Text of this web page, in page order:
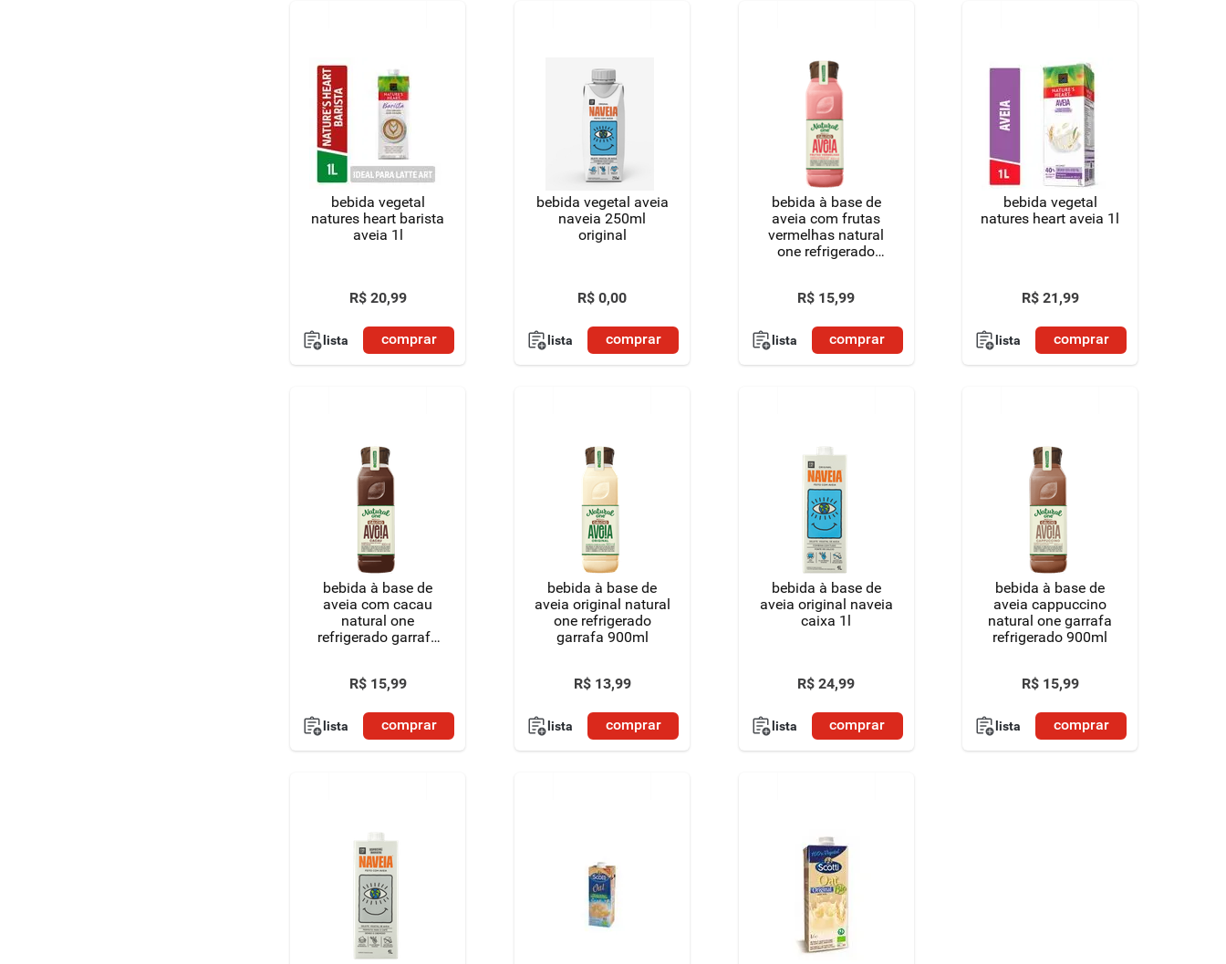
bebida vegetal
natures heart barista
aveia 1l
R$ 20,99
lista comprar
bebida vegetal aveia
naveia 250ml
original
R$ 0,00
lista comprar
bebida à base de
aveia com frutas
vermelhas natural
one refrigerado
R$ 15,99
lista comprar
bebida vegetal
natures heart aveia 1l
R$ 21,99
lista comprar
bebida à base de
aveia com cacau
natural one
refrigerado garrafa
R$ 15,99
lista comprar
bebida à base de
aveia original natural
one refrigerado
garrafa 900ml
R$ 13,99
lista comprar
bebida à base de
aveia original naveia
caixa 1l
R$ 24,99
lista comprar
bebida à base de
aveia cappuccino
natural one garrafa
refrigerado 900ml
R$ 15,99
lista comprar